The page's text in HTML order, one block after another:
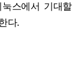
스에서 기대할
다.